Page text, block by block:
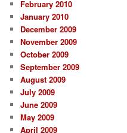
February 2010
January 2010
December 2009
November 2009
October 2009
September 2009
August 2009
July 2009
June 2009
May 2009
April 2009